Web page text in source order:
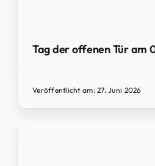
Tag der offenen Tür am
Veröffentlicht am: 27. Juni 2026